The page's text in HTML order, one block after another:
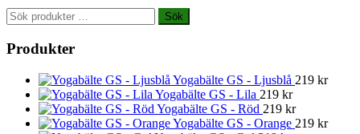
Sök
efter:
Sök
Produkter
Yogabälte GS - Ljusblå 219 kr
Yogabälte GS - Lila 219 kr
Yogabälte GS - Röd 219 kr
Yogabälte GS - Orange 219 kr